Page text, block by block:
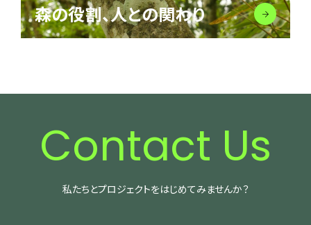
森の役割、人との関わり
Contact Us
私たちとプロジェクトをはじめてみませんか？